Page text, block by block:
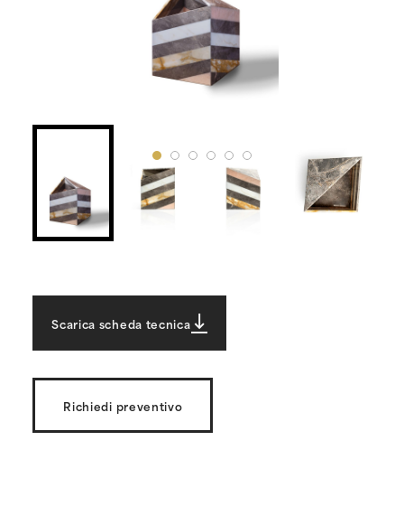
Scarica scheda tecnica
Richiedi preventivo